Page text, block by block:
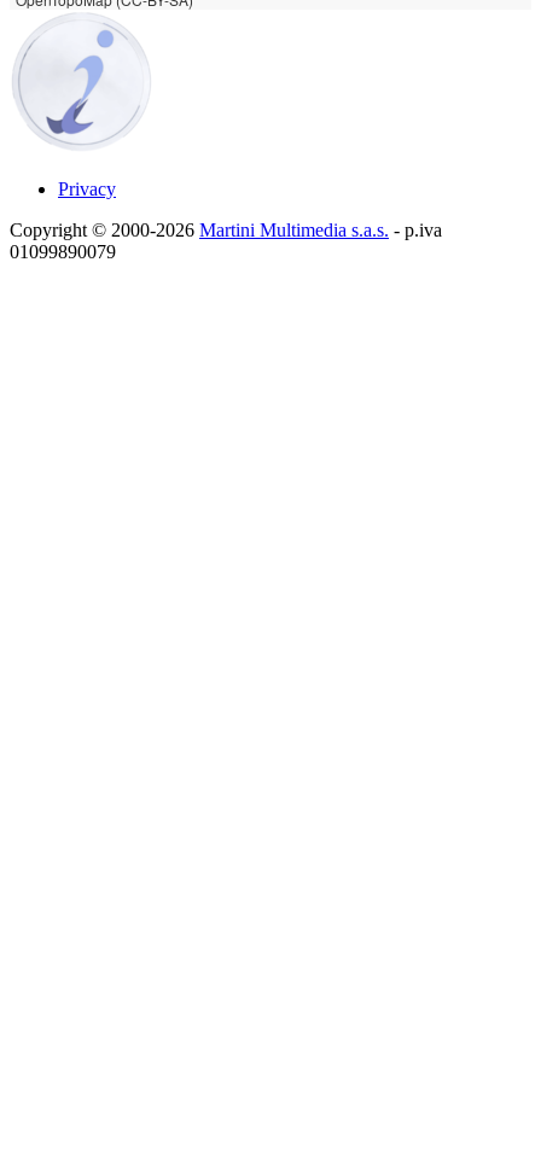
Privacy
Copyright © 2000-2026 Martini Multimedia s.a.s. - p.iva
01099890079